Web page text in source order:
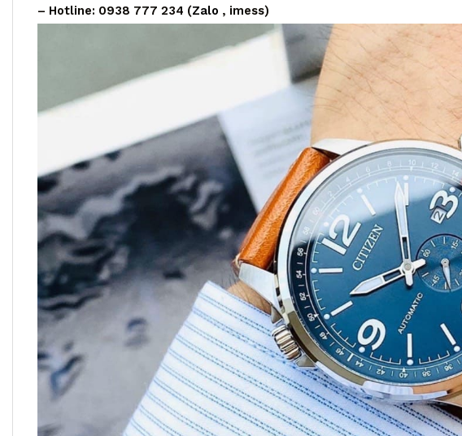
– Hotline: 0938 777 234 (Zalo , imess)